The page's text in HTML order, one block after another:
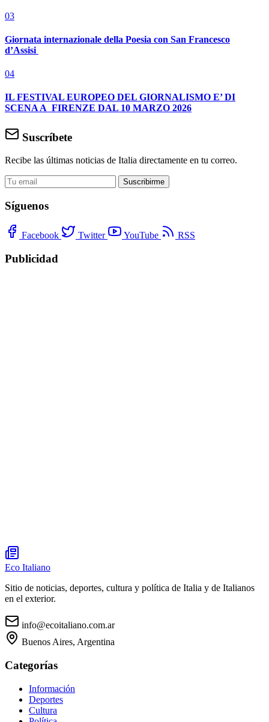
03
Giornata internazionale della Poesia con San Francesco
d’Assisi
04
IL FESTIVAL EUROPEO DEL GIORNALISMO E’ DI
SCENA A FIRENZE DAL 10 MARZO 2026
Suscríbete
Recibe las últimas noticias de Italia directamente en tu correo.
Suscribirme
Síguenos
Facebook Twitter YouTube RSS
Publicidad
Eco Italiano
Sitio de noticias, deportes, cultura y política de Italia y de Italianos
en el exterior.
info@ecoitaliano.com.ar
Buenos Aires, Argentina
Categorías
Información
Deportes
Cultura